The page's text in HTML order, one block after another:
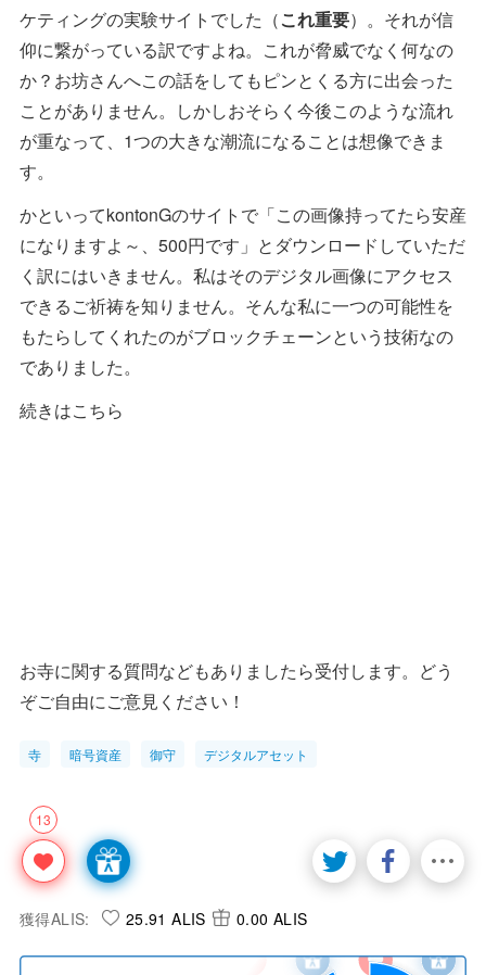
ケティングの実験サイトでした（これ重要）。それが信
仰に繋がっている訳ですよね。これが脅威でなく何なの
か？お坊さんへこの話をしてもピンとくる方に出会った
ことがありません。しかしおそらく今後このような流れ
が重なって、1つの大きな潮流になることは想像できま
す。
かといってkontonGのサイトで「この画像持ってたら安産
になりますよ～、500円です」とダウンロードしていただ
く訳にはいきません。私はそのデジタル画像にアクセス
できるご祈祷を知りません。そんな私に一つの可能性を
もたらしてくれたのがブロックチェーンという技術なの
でありました。
続きはこちら
お寺に関する質問などもありましたら受付します。どう
ぞご自由にご意見ください！
寺 暗号資産 御守 デジタルアセット
13
獲得ALIS: 25.91 ALIS 0.00 ALIS